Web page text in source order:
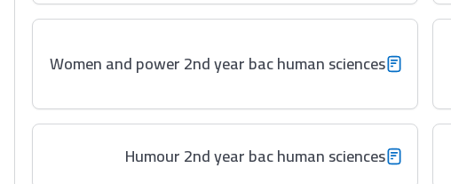
Women and power 2nd year bac human sciences
Humour 2nd year bac human sciences